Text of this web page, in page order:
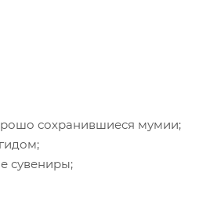
сохранившиеся мумии;
сувениры;